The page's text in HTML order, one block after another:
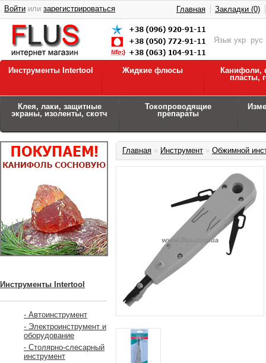
Язык укр рус
Войти или зарегистрироваться Главная Закладки (0)
Инструменты Intertool Жидкие флюсы
Канифоли,
пласты,
Клея, лаки, защитные
экраны, изоленты, скотч
Токопроводящие
препараты
Инструменты Intertool
- Автоинструмент
- Электроинструмент и
оборудование
- Столярно-слесарный
инструмент
Главная » Инструмент » Обжимной